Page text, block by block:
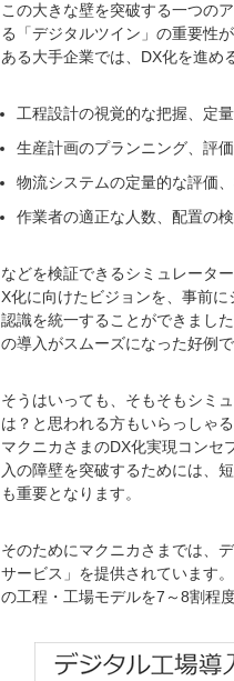
この大きな壁を突破する一つの
る「デジタルツイン」の重要性
ある大手企業では、DX化を進め
工程設計の視覚的な把握、定
生産計画のプランニング、評価
物流システムの定量的な評価
作業者の適正な人数、配置の
などを検証できるシミュレータ
X化に向けたビジョンを、事前
認識を統一することができまし
の導入がスムーズになった好例で
そうはいっても、そもそもシミ
は？と思われる方もいらっしゃる
マクニカさまのDX化実現コンセ
入の障壁を突破するためには、
も重要となります。
そのためにマクニカさまでは、
サービス」を提供されています
の工程・工場モデルを7～8割程